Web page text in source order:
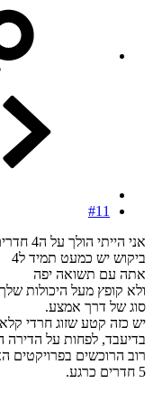
#11
אני הייתי הולך על ה4 חדרים
ביקוש יש כמעט תמיד ל4
אתה עם תשואה יפה
ולא קופץ מעל היכולות שלך
סוג של דרך אמצע.
יש כזה קטע שזוג חרדי
בדיעבד, לפחות על הדירה הם לא
רוב הרוכשים בפרויקטים
5 חדרים כרגע.